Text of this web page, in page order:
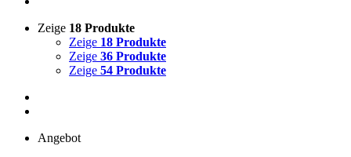
Zeige 18 Produkte
Zeige 18 Produkte
Zeige 36 Produkte
Zeige 54 Produkte
Angebot